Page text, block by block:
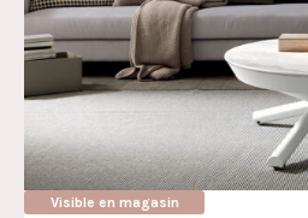
Visible en magasin